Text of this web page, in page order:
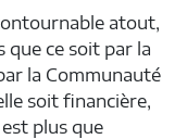
atout,
que ce soit par la
la Communauté
soit financière,
plus que